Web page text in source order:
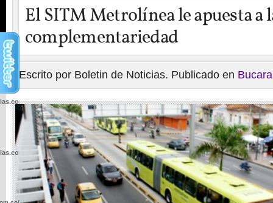
El SITM Metrolínea le apuesta a
complementariedad
Escrito por Boletin de Noticias. Publicado en
wp-
wp-